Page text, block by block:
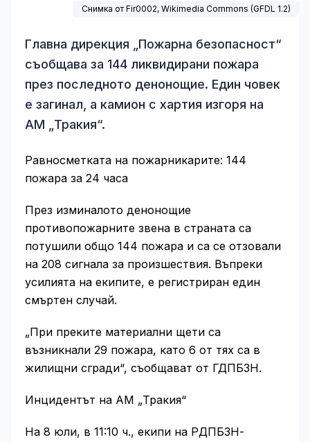
Снимка от Fir0002, Wikimedia Commons (GFDL 1.2)
Главна дирекция „Пожарна безопасност“
съобщава за 144 ликвидирани пожара
през последното денонощие. Един човек
е загинал, а камион с хартия изгоря на
АМ „Тракия“.
Равносметката на пожарникарите: 144
пожара за 24 часа
През изминалото денонощие
противопожарните звена в страната са
потушили общо 144 пожара и са се отзовали
на 208 сигнала за произшествия. Въпреки
усилията на екипите, е регистриран един
смъртен случай.
„При преките материални щети са
възникнали 29 пожара, като 6 от тях са в
жилищни сгради“, съобщават от ГДПБЗН.
Инцидентът на АМ „Тракия“
На 8 юли, в 11:10 ч., екипи на РДПБЗН-